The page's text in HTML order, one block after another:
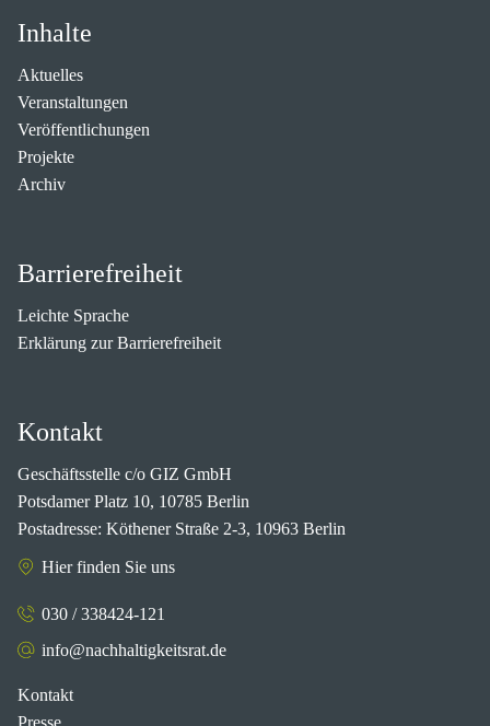
Inhalte
Aktuelles
Veranstaltungen
Veröffentlichungen
Projekte
Archiv
Barrierefreiheit
Leichte Sprache
Erklärung zur Barrierefreiheit
Kontakt
Geschäftsstelle c/o GIZ GmbH
Potsdamer Platz 10, 10785 Berlin
Postadresse: Köthener Straße 2-3, 10963 Berlin
Hier finden Sie uns
030 / 338424-121
info@nachhaltigkeitsrat.de
Kontakt
Presse